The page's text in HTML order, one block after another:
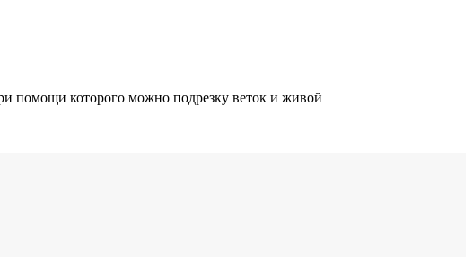
помощи которого можно подрезку веток и живой